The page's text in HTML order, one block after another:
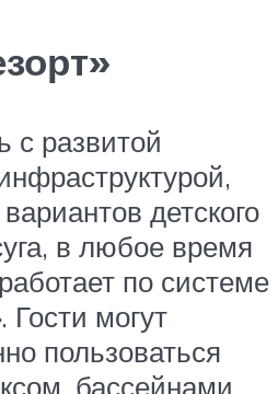
с развитой
детского
в любое время
по системе
Гости могут
пользоваться
бассейнами,